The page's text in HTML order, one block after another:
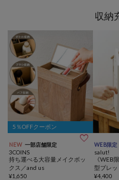
収納
5％OFFクーポン
NEW 一部店舗限定 
3COINS
持ち運べる大容量メイクボッ
クス／and us
¥1,650
WEB限定
salut!
《WEB
型ブレッ
¥4,400